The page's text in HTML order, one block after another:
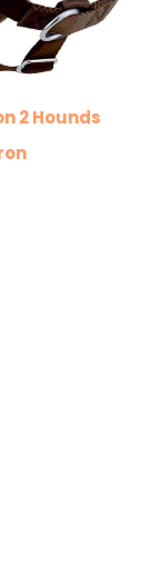
2 Hounds